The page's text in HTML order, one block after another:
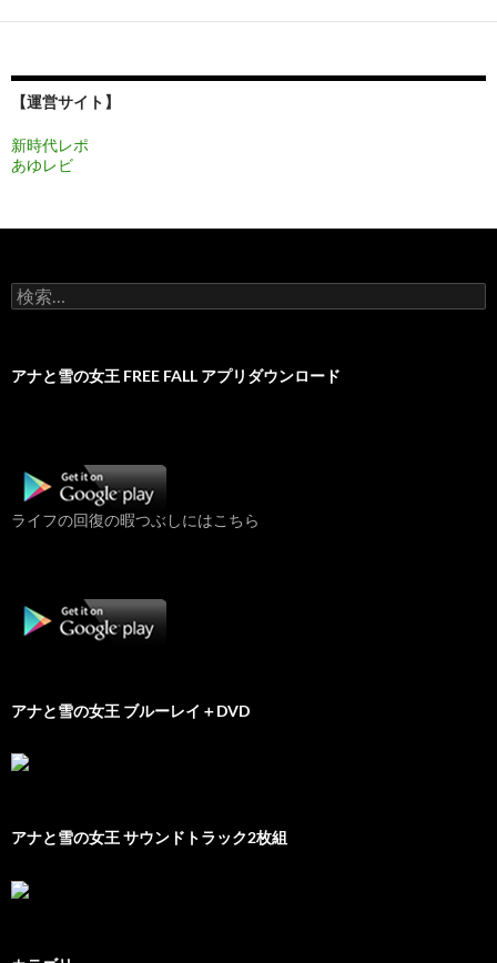
ー
ョ
ン
【運営サイト】
新時代レポ
あゆレビ
検
索:
アナと雪の女王 FREE FALL アプリダウンロード
ライフの回復の暇つぶしにはこちら
アナと雪の女王 ブルーレイ＋DVD
アナと雪の女王 サウンドトラック2枚組